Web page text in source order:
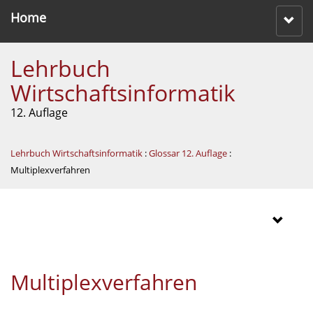
Home
Lehrbuch
Wirtschaftsinformatik
12. Auflage
Lehrbuch Wirtschaftsinformatik :Glossar 12. Auflage :
Multiplexverfahren
Multiplexverfahren